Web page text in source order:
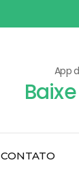
App
CONTATO